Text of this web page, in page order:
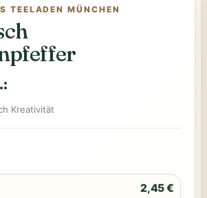
TEELADEN MÜNCHEN
Kreativität
2,45 €